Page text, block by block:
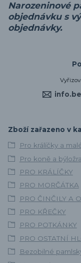
Narozeninové
objednávku s
objednávky.
Zboží zařazeno v
Pro králíčky a
Pro koně a
PRO KRÁLÍČKY
PRO MORČÁTKA
PRO ČINČILY A
PRO KŘEČKY
PRO POTKÁNKY
PRO OSTATNÍ
Bezobilné